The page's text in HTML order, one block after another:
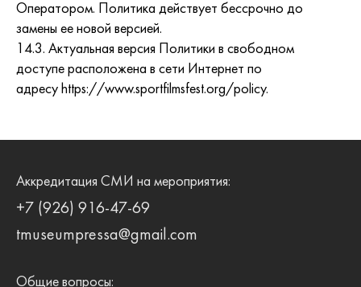
Оператором. Политика действует бессрочно до
замены ее новой версией.
14.3. Актуальная версия Политики в свободном
доступе расположена в сети Интернет по
адресу https://www.sportfilmsfest.org/policy.
Аккредитация СМИ на мероприятия:
+7 (926) 916-47-69
tmuseumpressa@gmail.com
Общие вопросы: